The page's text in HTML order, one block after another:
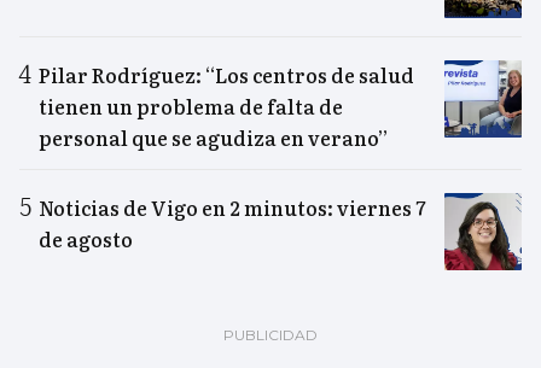
Pilar Rodríguez: “Los centros de salud
tienen un problema de falta de
personal que se agudiza en verano”
Noticias de Vigo en 2 minutos: viernes 7
de agosto